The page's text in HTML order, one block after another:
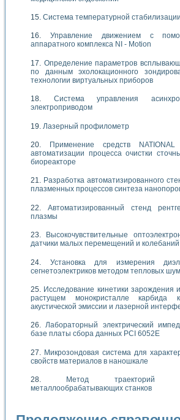
Система температурной стабилизации
Управление движением с
аппаратного комплекса NI - Motion
Определение параметров
по данным эхолокационного
технологии виртуальных приборов
Система управления
электроприводом
Лазерный профилометр
Применение средств
автоматизации процесса очистки
биореакторе
Разработка автоматизированного
плазменных процессов синтеза
Автоматизированный стенд
плазмы
Высокочувствительные
датчики малых перемещений и колебаний
Установка для измерения
сегнетоэлектриков методом тепловых
Исследование кинетики зарождения
растущем монокристалле карбида
акустической эмиссии и лазерной
Лабораторный электрический
базе платы сбора данных PCI 6052E
Микрозондовая система для
свойств материалов в наношкале
Метод траекторий
металлообрабатывающих станков